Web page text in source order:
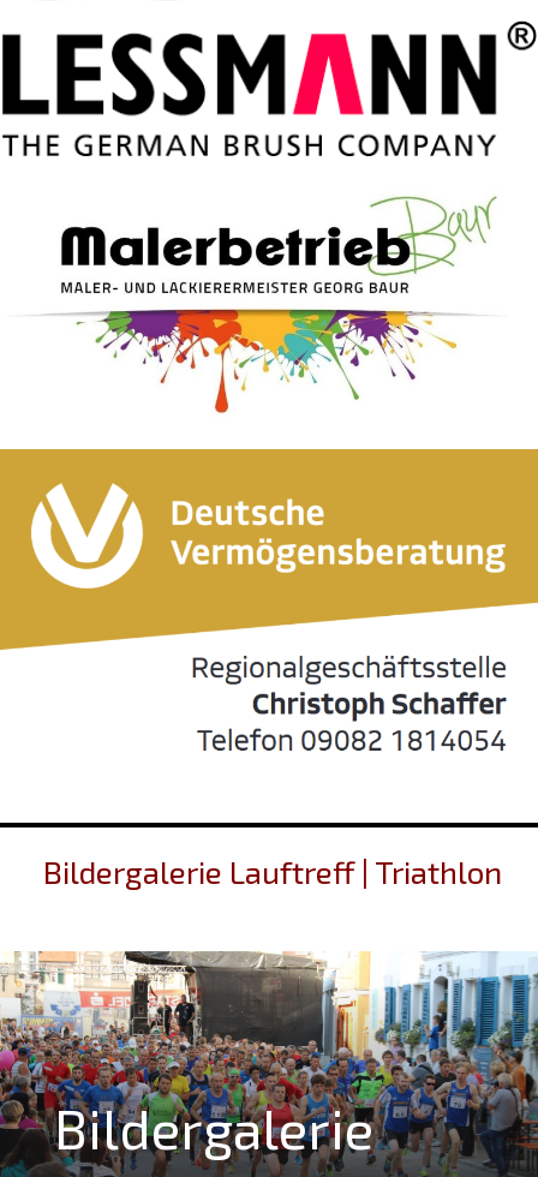
Bildergalerie Lauftreff | Triathlon
Bildergalerie